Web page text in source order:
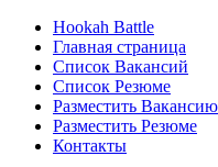
Hookah Battle
Главная страница
Список Вакансий
Список Резюме
Разместить Вакансию
Разместить Резюме
Контакты